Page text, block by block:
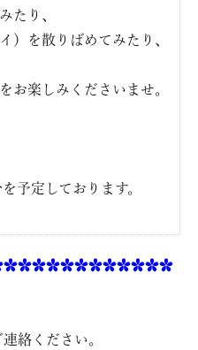
たり、
）を散りばめてみたり、
お楽しみくださいませ。
予定しております。
絡ください。